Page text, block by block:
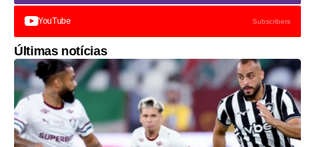
YouTube Subscribers
Últimas notícias